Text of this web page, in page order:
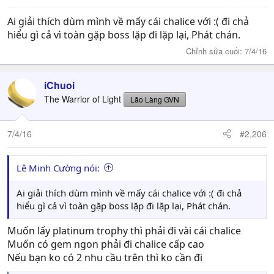
Ai giải thích dùm mình về mấy cái chalice với :( đi chả
hiểu gì cả vì toàn gặp boss lặp đi lặp lại, Phát chán.
Chỉnh sửa cuối: 7/4/16
iChuoi
The Warrior of Light Lão Làng GVN
7/4/16 #2,206
Lê Minh Cường nói:
Ai giải thích dùm mình về mấy cái chalice với :( đi chả
hiểu gì cả vì toàn gặp boss lặp đi lặp lại, Phát chán.
Muốn lấy platinum trophy thì phải đi vài cái chalice
Muốn có gem ngon phải đi chalice cấp cao
Nếu bạn ko có 2 nhu cầu trên thì ko cần đi